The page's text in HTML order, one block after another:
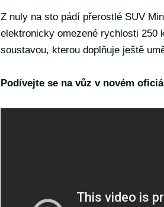
Z nuly na sto pádí přerostlé SUV
elektronicky omezené rychlosti 250
soustavou, kterou doplňuje ještě
Podívejte se na vůz v novém